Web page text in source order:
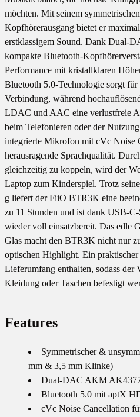
möchten. Mit seinem
Kopfhörerausgang bietet er
erstklassigem Sound. Dank Dual-
kompakte Bluetooth-
Performance mit kristallklaren
Bluetooth 5.0-Technologie sorgt für
Verbindung, während
LDAC und AAC eine verlustfreie
beim Telefonieren oder der
integrierte Mikrofon mit cVc Noise
herausragende Sprachqualität.
gleichzeitig zu koppeln, wird der
Laptop zum Kinderspiel. Trotz
g liefert der FiiO BTR3K eine
zu 11 Stunden und ist dank USB-
wieder voll einsatzbereit. Das edle
Glas macht den BTR3K nicht nur
optischen Highlight. Ein
Lieferumfang enthalten, sodass der
Kleidung oder Taschen befestigt
Features
Symmetrischer &
mm & 3,5 mm Klinke)
Dual-DAC AKM
Bluetooth 5.0 mit aptX
cVc Noise Cancellation